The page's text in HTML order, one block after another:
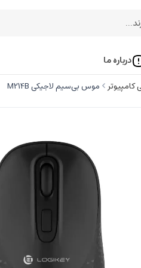
درباره ما
کامپیوتر موس بی‌سیم لاجیکی M214B